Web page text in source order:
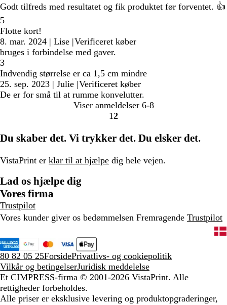
Godt tilfreds med resultatet og fik produktet før forventet. 👍
5
Flotte kort!
8. mar. 2024 | Lise |Verificeret køber
bruges i forbindelse med gaver.
3
Indvendig størrelse er ca 1,5 cm mindre
25. sep. 2023 | Julie |Verificeret køber
De er for små til at rumme konvelutter.
Viser anmeldelser 6-8
Gå
side
1 Gå
side
2
Du skaber det. Vi trykker det. Du elsker det.
VistaPrint er klar til at hjælpe dig hele vejen.
Lad os hjælpe dig
Vores firma
Trustpilot
Vores kunder giver os bedømmelsen Fremragende Trustpilot
80 82 05 25ForsidePrivatlivs- og cookiepolitik
Vilkår og betingelserJuridisk meddelelse
Et CIMPRESS-firma © 2001-2026 VistaPrint. Alle
rettigheder forbeholdes.
Alle priser er eksklusive levering og produktopgraderinger,